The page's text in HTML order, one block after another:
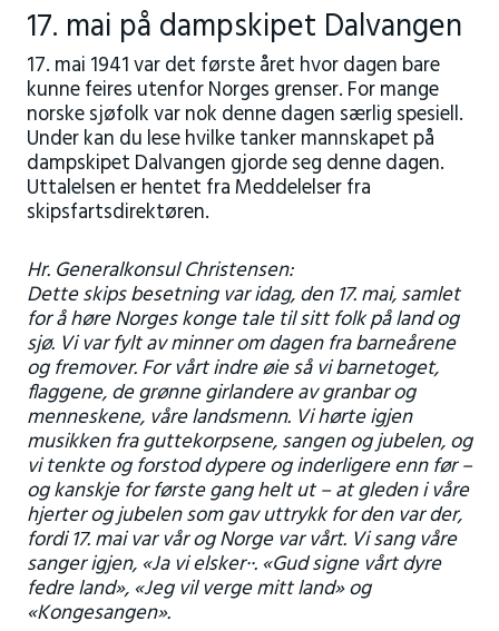
17. mai på dampskipet Dalvangen
17. mai 1941 var det første året hvor dagen bare
kunne feires utenfor Norges grenser. For mange
norske sjøfolk var nok denne dagen særlig spesiell.
Under kan du lese hvilke tanker mannskapet på
dampskipet Dalvangen gjorde seg denne dagen.
Uttalelsen er hentet fra Meddelelser fra
skipsfartsdirektøren.
Hr. Generalkonsul Christensen:
Dette skips besetning var idag, den 17. mai, samlet
for å høre Norges konge tale til sitt folk på land og
sjø. Vi var fylt av minner om dagen fra barneårene
og fremover. For vårt indre øie så vi barnetoget,
flaggene, de grønne girlandere av granbar og
menneskene, våre landsmenn. Vi hørte igjen
musikken fra guttekorpsene, sangen og jubelen, og
vi tenkte og forstod dypere og inderligere enn før –
og kanskje for første gang helt ut – at gleden i våre
hjerter og jubelen som gav uttrykk for den var der,
fordi 17. mai var vår og Norge var vårt. Vi sang våre
sanger igjen, «Ja vi elsker··. «Gud signe vårt dyre
fedre­ land», «Jeg vil verge mitt land» og
«Kongesangen».